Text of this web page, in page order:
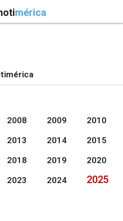
mérica
2008 2009
2010
2013 2014
2015
2018 2019
2020
2023 2024 2025